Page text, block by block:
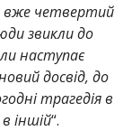
вже четвертий
звикли до
наступає
досвід, до
трагедія в
іншій“.